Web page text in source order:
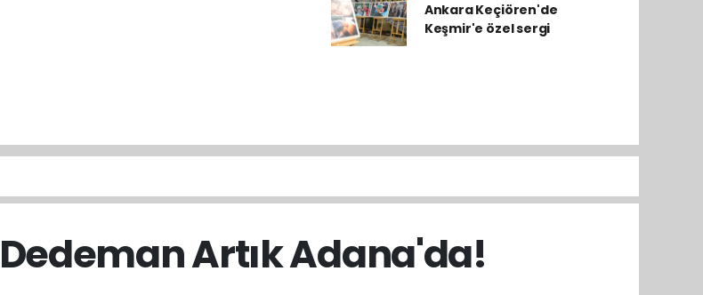
Ankara Keçiören'de
Keşmir'e özel sergi
Artık Adana'da!